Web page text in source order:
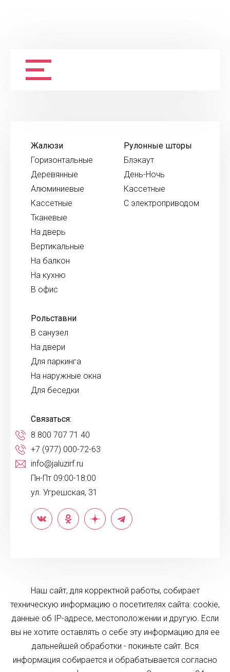
Жалюзи
Горизонтальные
Деревянные
Алюминиевые
Кассетные
Тканевые
На дверь
Вертикальные
На балкон
На кухню
В офис
Рулонные шторы
Блэкаут
День-Ночь
Кассетные
С электроприводом
Рольставни
В санузел
На двери
Для паркинга
На наружные окна
Для беседки
Связаться:
8 800 707 71 40
+7 (977) 000-72-63
info@jaluzirf.ru
Пн-Пт 09:00-18:00
ул. Угрешская, 31
Наш сайт, для корректной работы, собирает
техническую информацию о посетителях сайта: cookie,
данные об IP-адресе, местоположении и другую. Если
вы не хотите оставлять о себе эту информацию для ее
дальнейшей обработки - покиньте сайт. Вся
информация собирается и обрабатывается согласно